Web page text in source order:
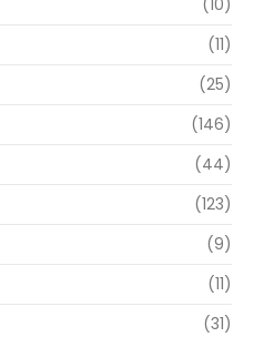
(10)
(11)
(25)
(146)
(44)
(123)
(9)
(11)
(31)